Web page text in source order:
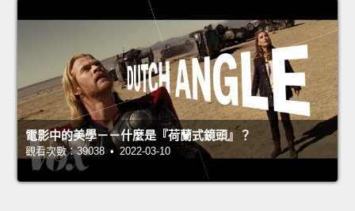
電影中的美學－－什麼是『荷蘭式鏡頭』？
觀看次數：39038 • 2022-03-10